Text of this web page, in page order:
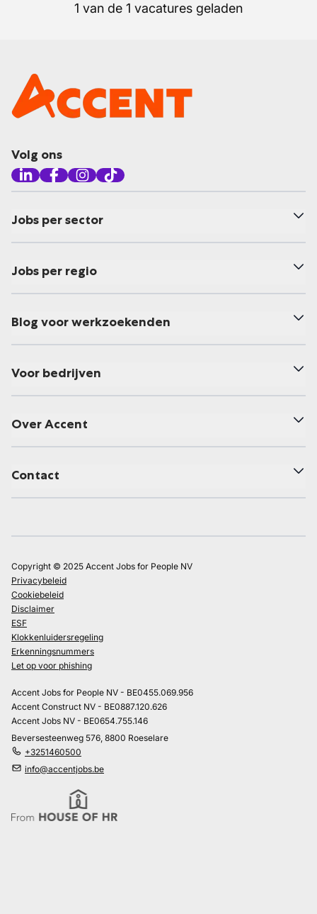
1 van de 1 vacatures geladen
Volg ons
Jobs per sector
Jobs per regio
Blog voor werkzoekenden
Voor bedrijven
Over Accent
Contact
Copyright © 2025 Accent Jobs for People NV
Privacybeleid
Cookiebeleid
Disclaimer
ESF
Klokkenluidersregeling
Erkenningsnummers
Let op voor phishing
Accent Jobs for People NV - BE0455.069.956
Accent Construct NV - BE0887.120.626
Accent Jobs NV - BE0654.755.146
Beversesteenweg 576, 8800 Roeselare
+3251460500
info@accentjobs.be